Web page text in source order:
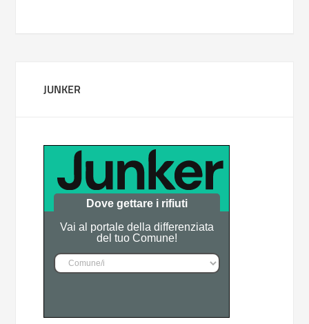
JUNKER
Dove gettare i rifiuti
Vai al portale della differenziata
del tuo Comune!